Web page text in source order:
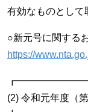
有効なものとして
○新元号に関する
https://
(2) 令和元年度（